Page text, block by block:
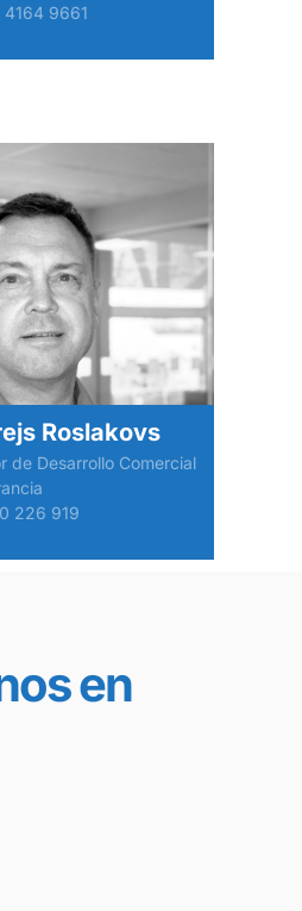
4164 9661
Roslakovs
de Desarrollo Comercial
226 919
en